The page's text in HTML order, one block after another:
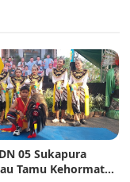
05 Sukapura
Tamu Kehormatan